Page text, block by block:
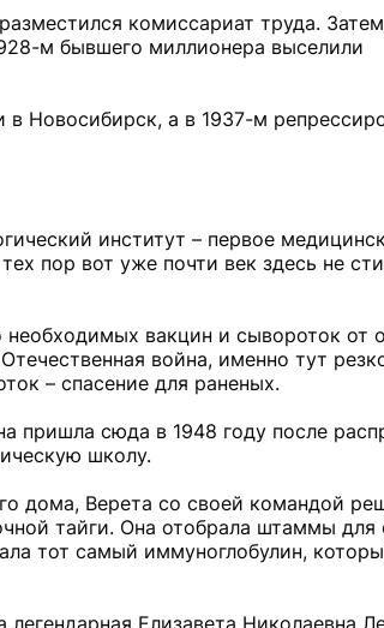
комиссариат труда.
м бывшего миллионера выселили
в Новосибирск, а в 1937-м
институт – первое
пор вот уже почти век здесь не
вакцин и сывороток от
война, именно тут
– спасение для раненых.
пришла сюда в 1948 году после
школу.
дома, Верета со своей командой
тайги. Она отобрала штаммы для
тот самый иммуноглобулин,
Елизавета Николаевна